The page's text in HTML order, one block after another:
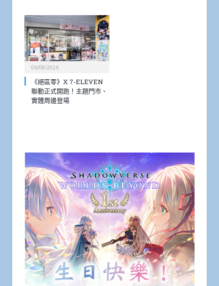
06/08/2026
《絕區零》X 7-ELEVEN
聯動正式開跑！主題門市、
實體周邊登場